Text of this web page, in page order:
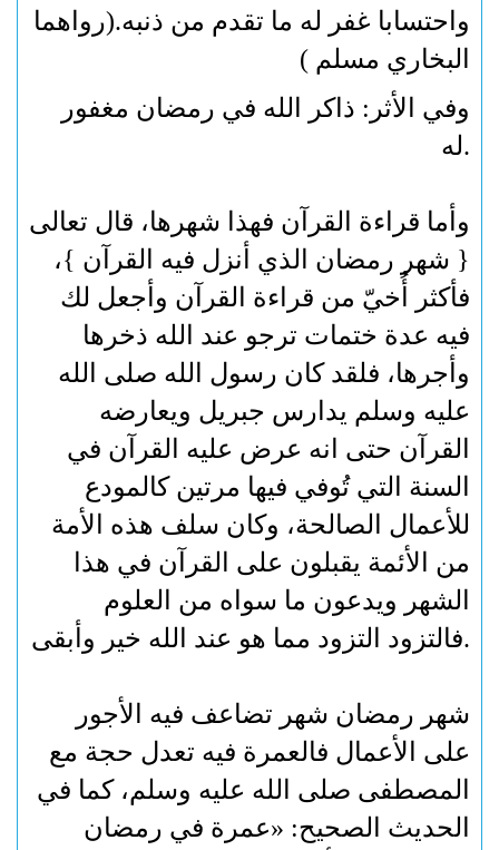
واحتسابا غفر له ما تقدم من ذنبه.(رواهما
البخاري مسلم )
وفي الأثر: ذاكر الله في رمضان مغفور
له.
وأما قراءة القرآن فهذا شهرها، قال تعالى
{ شهر رمضان الذي أنزل فيه القرآن }،
فأكثر أُخيّ من قراءة القرآن وأجعل لك
فيه عدة ختمات ترجو عند الله ذخرها
وأجرها، فلقد كان رسول الله صلى الله
عليه وسلم يدارس جبريل ويعارضه
القرآن حتى انه عرض عليه القرآن في
السنة التي تُوفي فيها مرتين كالمودع
للأعمال الصالحة، وكان سلف هذه الأمة
من الأئمة يقبلون على القرآن في هذا
الشهر ويدعون ما سواه من العلوم
فالتزود التزود مما هو عند الله خير وأبقى.
شهر رمضان شهر تضاعف فيه الأجور
على الأعمال فالعمرة فيه تعدل حجة مع
المصطفى صلى الله عليه وسلم، كما في
الحديث الصحيح: «عمرة في رمضان